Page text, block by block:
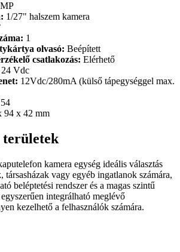
1/27" halszem kamera
1
olvasó: Beépített
csatlakozás: Elérhető
24 Vdc
12Vdc/280mA (külső tápegységgel max.
94 x 42 mm
területek
kamera egység ideális választás
társasházak vagy egyéb ingatlanok számára,
beléptetési rendszer és a magas szintű
integrálható meglévő
kezelhető a felhasználók számára.